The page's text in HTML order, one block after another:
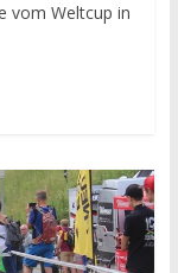
vom Weltcup in